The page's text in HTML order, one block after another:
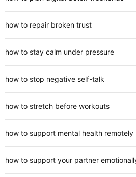
how to repair broken trust
how to stay calm under pressure
how to stop negative self-talk
how to stretch before workouts
how to support mental health remotely
how to support your partner